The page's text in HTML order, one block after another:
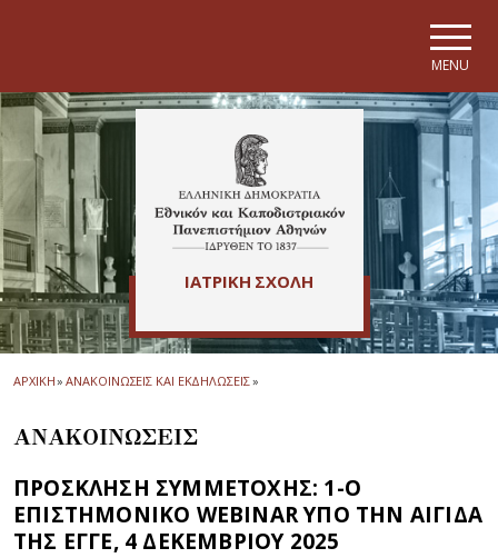
MENU
ΙΑΤΡΙΚΗ ΣΧΟΛΗ
ΑΡΧΙΚΗ» ΑΝΑΚΟΙΝΩΣΕΙΣ ΚΑΙ ΕΚΔΗΛΩΣΕΙΣ»
ΑΝΑΚΟΙΝΩΣΕΙΣ
ΠΡΟΣΚΛΗΣΗ ΣΥΜΜΕΤΟΧΗΣ: 1-Ο
ΕΠΙΣΤΗΜΟΝΙΚΟ WEBINAR ΥΠΟ ΤΗΝ ΑΙΓΙΔΑ
ΤΗΣ ΕΓΓΕ, 4 ΔΕΚΕΜΒΡΙΟΥ 2025